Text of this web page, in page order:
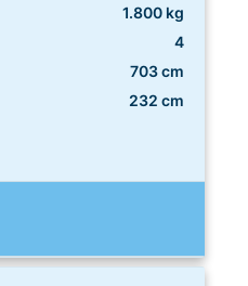
1.800 kg
4
703 cm
232 cm